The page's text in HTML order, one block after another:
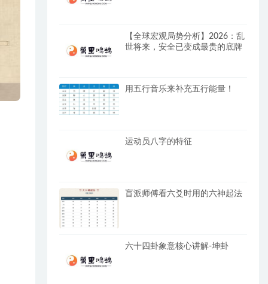
【全球宏观局势分析】2026：乱
世将来，安全已变成最贵的底牌
用五行音乐来补充五行能量！
运动员八字的特征
盲派师傅看六爻时用的六神起法
六十四卦象意核心讲解-坤卦